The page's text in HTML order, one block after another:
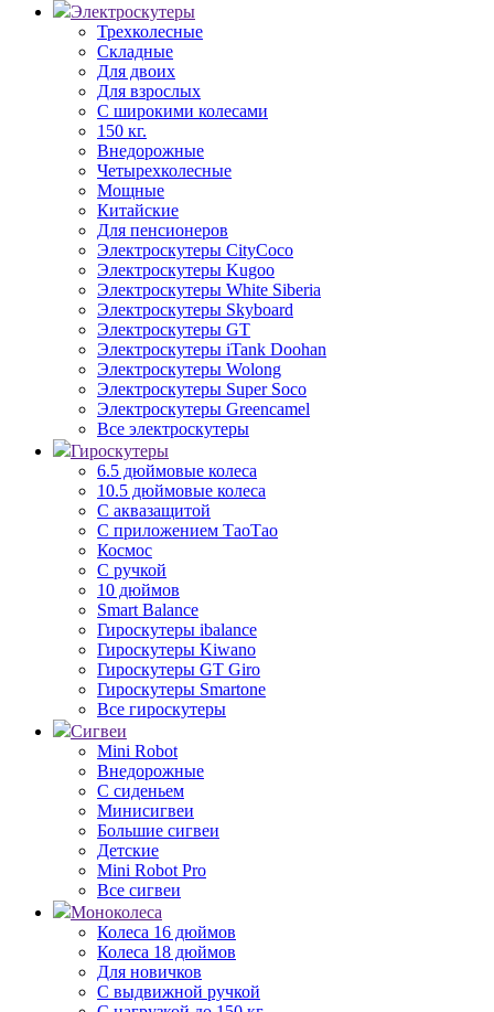
Электроскутеры
Трехколесные
Складные
Для двоих
Для взрослых
С широкими колесами
150 кг.
Внедорожные
Четырехколесные
Мощные
Китайские
Для пенсионеров
Электроскутеры CityCoco
Электроскутеры Kugoo
Электроскутеры White Siberia
Электроскутеры Skyboard
Электроскутеры GT
Электроскутеры iTank Doohan
Электроскутеры Wolong
Электроскутеры Super Soco
Электроскутеры Greencamel
Все электроскутеры
Гироскутеры
6.5 дюймовые колеса
10.5 дюймовые колеса
С аквазащитой
С приложением ТаоТао
Космос
С ручкой
10 дюймов
Smart Balance
Гироскутеры ibalance
Гироскутеры Kiwano
Гироскутеры GT Giro
Гироскутеры Smartone
Все гироскутеры
Сигвеи
Mini Robot
Внедорожные
С сиденьем
Минисигвеи
Большие сигвеи
Детские
Mini Robot Pro
Все сигвеи
Моноколеса
Колеса 16 дюймов
Колеса 18 дюймов
Для новичков
С выдвижной ручкой